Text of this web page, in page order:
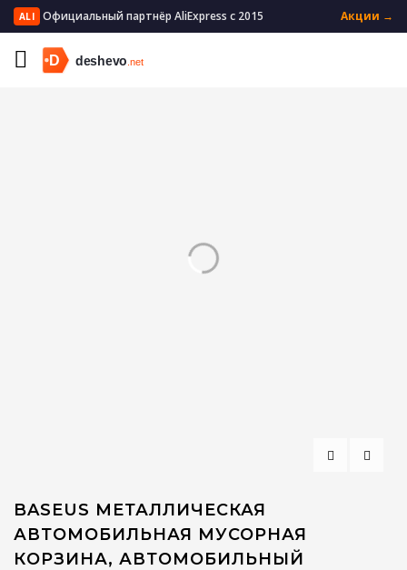
ALI Официальный партнёр AliExpress с 2015 Акции →
BASEUS МЕТАЛЛИЧЕСКАЯ
АВТОМОБИЛЬНАЯ МУСОРНАЯ
КОРЗИНА, АВТОМОБИЛЬНЫЙ